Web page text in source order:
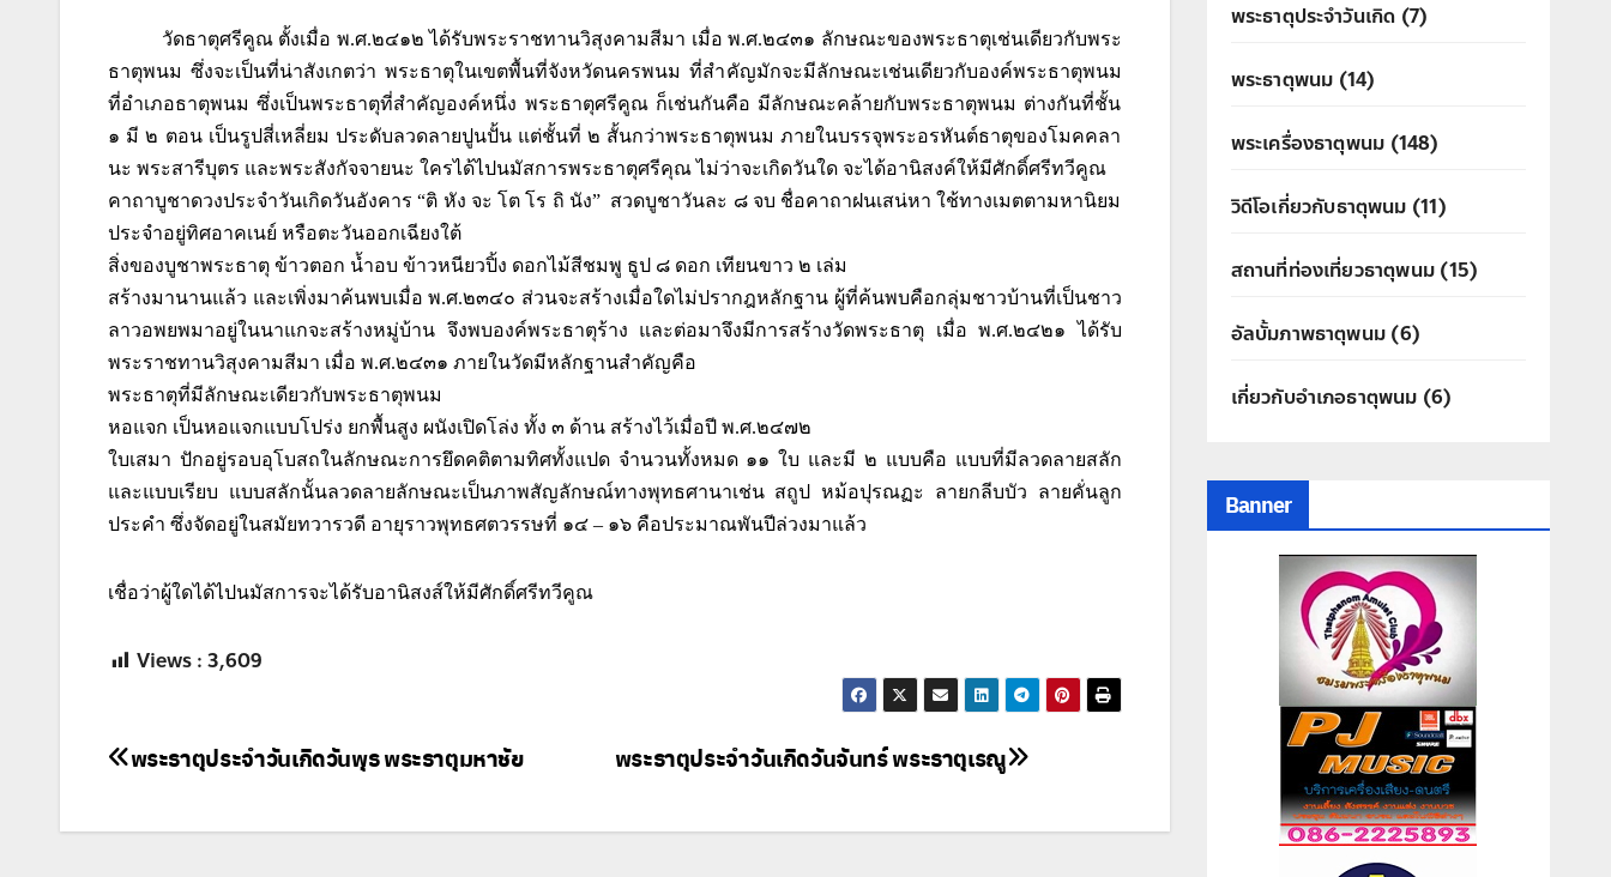
วัดธาตุศรีคูณ ตั้งเมื่อ พ.ศ.๒๔๑๒ ได้รับพระราชทานวิสุงคามสีมา เมื่อ พ.ศ.๒๔๓๑ ลักษณะของพระธาตุเช่นเดียวกับพระ
ธาตุพนม ซึ่งจะเป็นที่น่าสังเกตว่า พระธาตุในเขตพื้นที่จังหวัดนครพนม ที่สำคัญมักจะมีลักษณะเช่นเดียวกับองค์พระธาตุพนม
ที่อำเภอธาตุพนม ซึ่งเป็นพระธาตุที่สำคัญองค์หนึ่ง พระธาตุศรีคูณ ก็เช่นกันคือ มีลักษณะคล้ายกับพระธาตุพนม ต่างกันที่ชั้น
๑ มี ๒ ตอน เป็นรูปสี่เหลี่ยม ประดับลวดลายปูนปั้น แต่ชั้นที่ ๒ สั้นกว่าพระธาตุพนม ภายในบรรจุพระอรหันต์ธาตุของโมคคลา
นะ พระสารีบุตร และพระสังกัจจายนะ ใครได้ไปนมัสการพระธาตุศรีคุณ ไม่ว่าจะเกิดวันใด จะได้อานิสงค์ให้มีศักดิ์ศรีทวีคูณ
คาถาบูชาดวงประจำวันเกิดวันอังคาร “ติ หัง จะ โต โร ถิ นัง” สวดบูชาวันละ ๘ จบ ชื่อคาถาฝนเสน่หา ใช้ทางเมตตามหานิยม
ประจำอยู่ทิศอาคเนย์ หรือตะวันออกเฉียงใต้
สิ่งของบูชาพระธาตุ ข้าวตอก น้ำอบ ข้าวหนียวปิ้ง ดอกไม้สีชมพู ธูป ๘ ดอก เทียนขาว ๒ เล่ม
สร้างมานานแล้ว และเพิ่งมาค้นพบเมื่อ พ.ศ.๒๓๔๐ ส่วนจะสร้างเมื่อใดไม่ปรากฎหลักฐาน ผู้ที่ค้นพบคือกลุ่มชาวบ้านที่เป็นชาว
ลาวอพยพมาอยู่ในนาแกจะสร้างหมู่บ้าน จึงพบองค์พระธาตุร้าง และต่อมาจึงมีการสร้างวัดพระธาตุ เมื่อ พ.ศ.๒๔๒๑ ได้รับ
พระราชทานวิสุงคามสีมา เมื่อ พ.ศ.๒๔๓๑ ภายในวัดมีหลักฐานสำคัญคือ
พระธาตุที่มีลักษณะเดียวกับพระธาตุพนม
หอแจก เป็นหอแจกแบบโปร่ง ยกพื้นสูง ผนังเปิดโล่ง ทั้ง ๓ ด้าน สร้างไว้เมื่อปี พ.ศ.๒๔๗๒
ใบเสมา ปักอยู่รอบอุโบสถในลักษณะการยึดคติตามทิศทั้งแปด จำนวนทั้งหมด ๑๑ ใบ และมี ๒ แบบคือ แบบที่มีลวดลายสลัก
และแบบเรียบ แบบสลักนั้นลวดลายลักษณะเป็นภาพสัญลักษณ์ทางพุทธศานาเช่น สถูป หม้อปุรณฏะ ลายกลีบบัว ลายคั่นลูก
ประคำ ซึ่งจัดอยู่ในสมัยทวารวดี อายุราวพุทธศตวรรษที่ ๑๔ – ๑๖ คือประมาณพันปีล่วงมาแล้ว
เชื่อว่าผู้ใดได้ไปนมัสการจะได้รับอานิสงส์ให้มีศักดิ์ศรีทวีคูณ
Views : 3,609
แนะแนว
เรื่อง
พระธาตุประจำวันเกิดวันจันทร์ พระธาตุเรณู
พระธาตุประจำวันเกิดวันพุธ พระธาตุมหาชัย
พระธาตุประจำวันเกิด (7)
พระธาตุพนม (14)
พระเครื่องธาตุพนม (148)
วิดีโอเกี่ยวกับธาตุพนม (11)
สถานที่ท่องเที่ยวธาตุพนม (15)
อัลบั้มภาพธาตุพนม (6)
เกี่ยวกับอำเภอธาตุพนม (6)
Banner